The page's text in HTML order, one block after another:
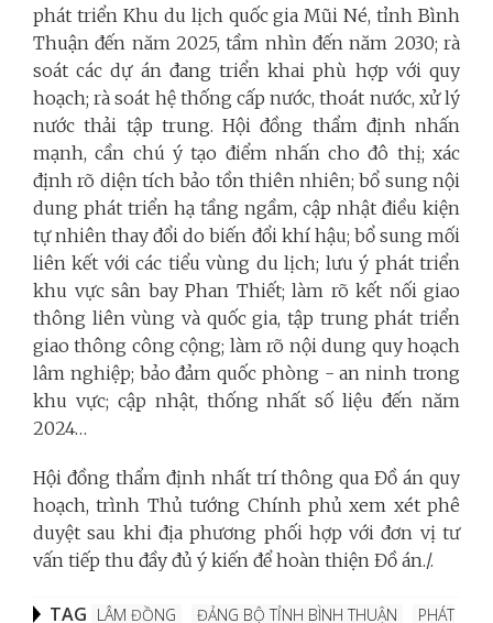
phát triển Khu du lịch quốc gia Mũi Né, tỉnh Bình
Thuận đến năm 2025, tầm nhìn đến năm 2030; rà
soát các dự án đang triển khai phù hợp với quy
hoạch; rà soát hệ thống cấp nước, thoát nước, xử lý
nước thải tập trung. Hội đồng thẩm định nhấn
mạnh, cần chú ý tạo điểm nhấn cho đô thị; xác
định rõ diện tích bảo tồn thiên nhiên; bổ sung nội
dung phát triển hạ tầng ngầm, cập nhật điều kiện
tự nhiên thay đổi do biến đổi khí hậu; bổ sung mối
liên kết với các tiểu vùng du lịch; lưu ý phát triển
khu vực sân bay Phan Thiết; làm rõ kết nối giao
thông liên vùng và quốc gia, tập trung phát triển
giao thông công cộng; làm rõ nội dung quy hoạch
lâm nghiệp; bảo đảm quốc phòng - an ninh trong
khu vực; cập nhật, thống nhất số liệu đến năm
2024…
Hội đồng thẩm định nhất trí thông qua Đồ án quy
hoạch, trình Thủ tướng Chính phủ xem xét phê
duyệt sau khi địa phương phối hợp với đơn vị tư
vấn tiếp thu đầy đủ ý kiến để hoàn thiện Đồ án./.
TAG LÂM ĐỒNG ĐẢNG BỘ TỈNH BÌNH THUẬN PHÁT